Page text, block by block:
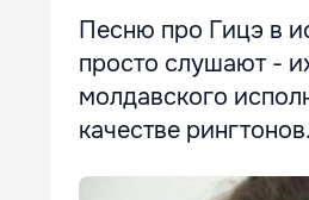
Песню про Гицэ в
просто слушают -
молдавского
качестве рингтонов.